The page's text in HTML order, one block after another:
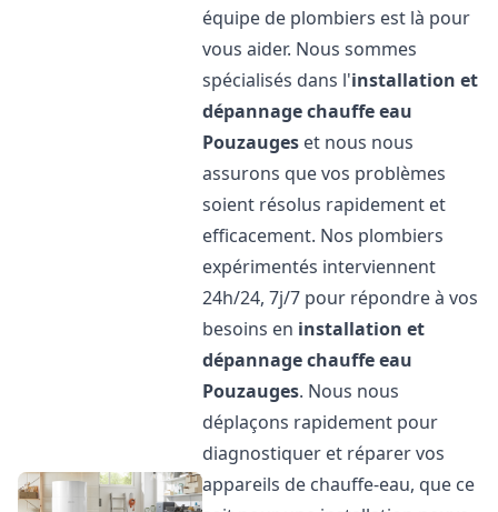
équipe de plombiers est là pour
vous aider. Nous sommes
spécialisés dans l'installation et
dépannage chauffe eau
Pouzauges et nous nous
assurons que vos problèmes
soient résolus rapidement et
efficacement. Nos plombiers
expérimentés interviennent
24h/24, 7j/7 pour répondre à vos
besoins en installation et
dépannage chauffe eau
Pouzauges. Nous nous
déplaçons rapidement pour
diagnostiquer et réparer vos
appareils de chauffe-eau, que ce